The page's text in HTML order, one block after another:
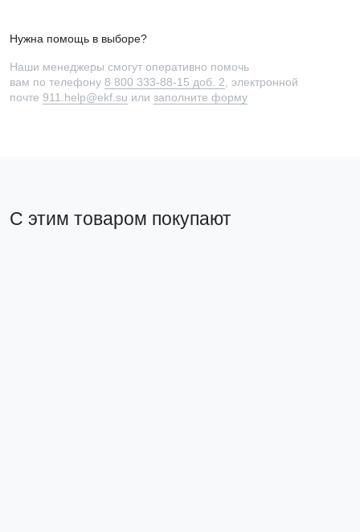
Нужна помощь в выборе?
Наши менеджеры смогут оперативно помочь
вам по телефону 8 800 333-88-15 доб. 2 , электронной
почте 911.help@ekf.su или заполните форму
С этим товаром покупают